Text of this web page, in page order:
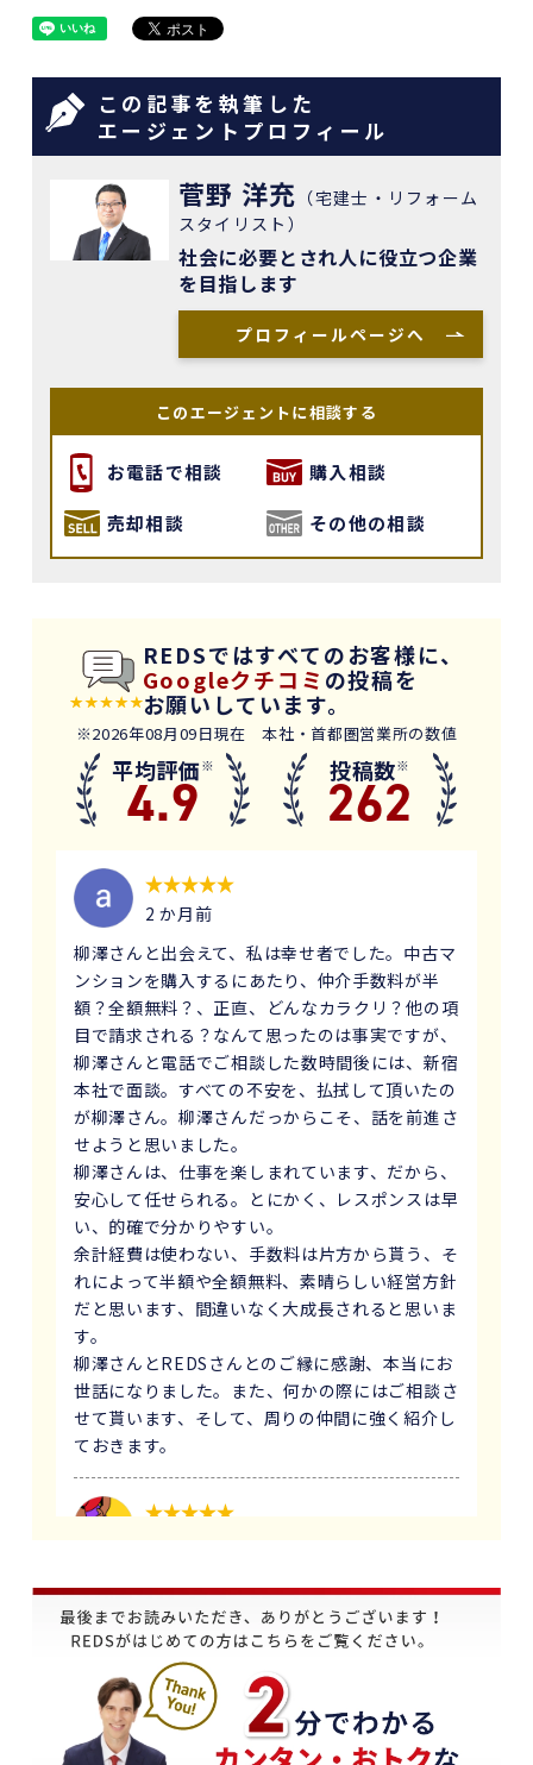
この記事を執筆した
エージェントプロフィール
菅野 洋充 （宅建士・リフォーム
スタイリスト）
社会に必要とされ人に役立つ企業
を目指します
プロフィールページへ
このエージェントに相談する
お電話で相談 購入相談
売却相談 その他の相談
REDSではすべてのお客様に、
Googleクチコミ の投稿を
お願いしています。
※2026年08月09日現在 本社・首都圏営業所の数値
平均評価※
4.9 投稿数※
262
2 か月前
柳澤さんと出会えて、私は幸せ者でした。中古マ
ンションを購入するにあたり、仲介手数料が半
額？全額無料？、正直、どんなカラクリ？他の項
目で請求される？なんて思ったのは事実ですが、
柳澤さんと電話でご相談した数時間後には、新宿
本社で面談。すべての不安を、払拭して頂いたの
が柳澤さん。柳澤さんだっからこそ、話を前進さ
せようと思いました。
柳澤さんは、仕事を楽しまれています、だから、
安心して任せられる。とにかく、レスポンスは早
い、的確で分かりやすい。
余計経費は使わない、手数料は片方から貰う、そ
れによって半額や全額無料、素晴らしい経営方針
だと思います、間違いなく大成長されると思いま
す。
柳澤さんとREDSさんとのご縁に感謝、本当にお
世話になりました。また、何かの際にはご相談さ
せて貰います、そして、周りの仲間に強く紹介し
ておきます。
受け、すぐにREDSを紹介しました。
他の不動産会社と違って、売り込みが全くなく自
分のペースで進めることが出来るのが非常に大き
かったです。
担当の下山さんには大変お世話になりました。